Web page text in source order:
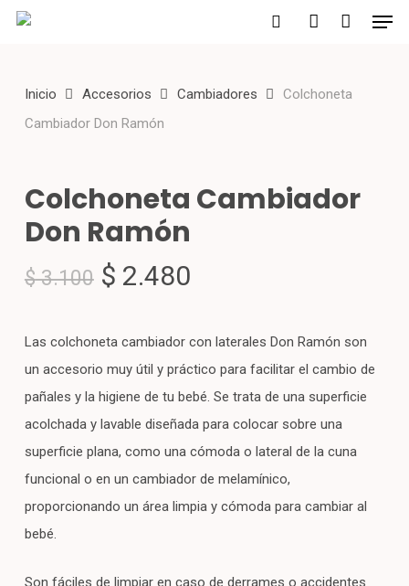
Skip
content
Inicio Accesorios Cambiadores
Colchoneta
Cambiador Don Ramón
Colchoneta Cambiador
Don Ramón
$3.100 El
original
era:
$ 3.100.
$ 2.480El
actual
es:
$ 2.480.
Las colchoneta cambiador con laterales Don Ramón son
un accesorio muy útil y práctico para facilitar el cambio de
pañales y la higiene de tu bebé. Se trata de una superficie
acolchada y lavable diseñada para colocar sobre una
superficie plana, como una cómoda o lateral de la cuna
funcional o en un cambiador de melamínico,
proporcionando un área limpia y cómoda para cambiar al
bebé.
Son fáciles de limpiar en caso de derrames o accidentes